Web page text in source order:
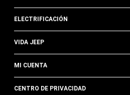
ELECTRIFICACIÓN
VIDA JEEP
MI CUENTA
CENTRO DE PRIVACIDAD